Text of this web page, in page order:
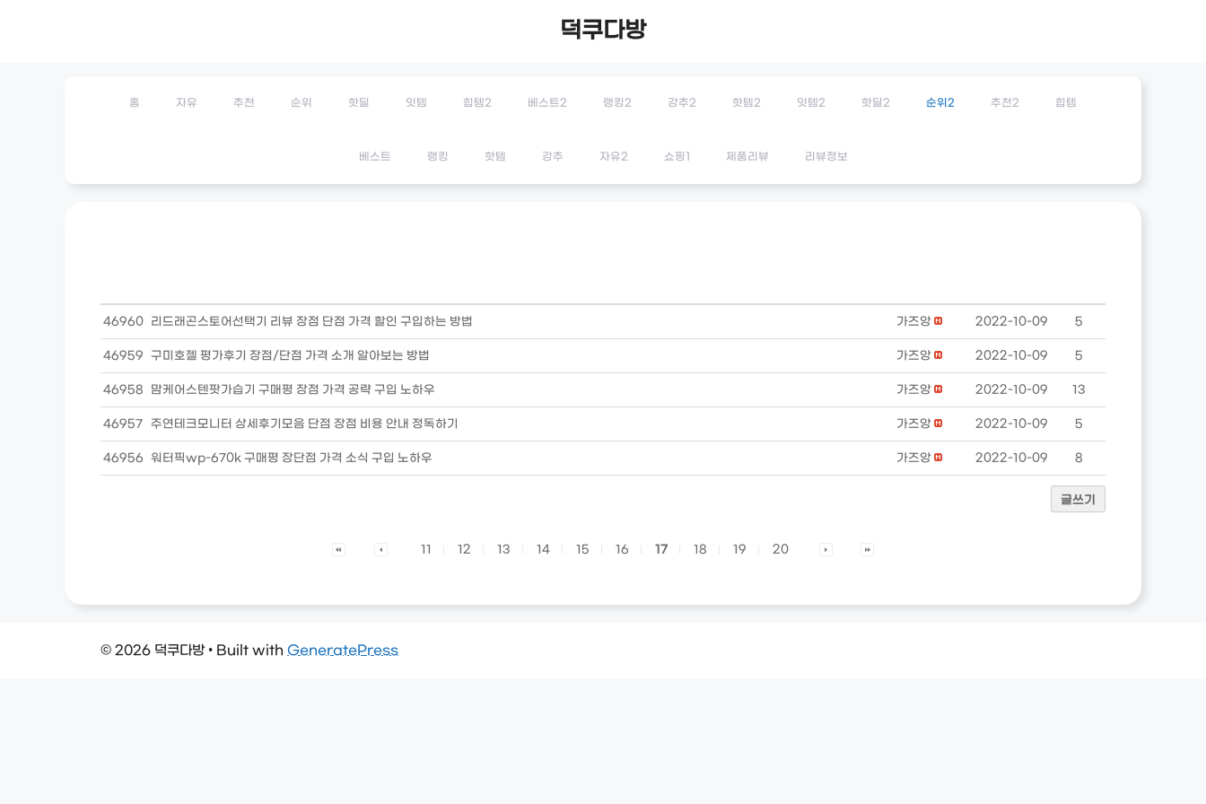
덕쿠다방
홈 자유 추천 순위 핫딜 잇템 힙템2 베스트2 랭킹2 강추2 핫템2 잇템2 핫딜2 순위2 추천2 힙템
베스트 랭킹 핫템 강추 자유2 쇼핑1 제품리뷰 리뷰정보
46960 리드래곤스토어선택기 리뷰 장점 단점 가격 할인 구입하는 방법 가즈앙 2022-10-09 5
46959 구미호젤 평가후기 장점/단점 가격 소개 알아보는 방법 가즈앙 2022-10-09 5
46958 맘케어스텐팟가습기 구매평 장점 가격 공략 구입 노하우 가즈앙 2022-10-09 13
46957 주연테크모니터 상세후기모음 단점 장점 비용 안내 정독하기 가즈앙 2022-10-09 5
46956 워터픽wp-670k 구매평 장단점 가격 소식 구입 노하우 가즈앙 2022-10-09 8
글쓰기
11 12 13 14 15 16 17 18 19 20
© 2026 덕쿠다방• Built with GeneratePress